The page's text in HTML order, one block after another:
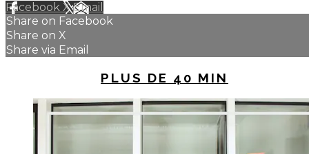
Facebook XEmail
Share on Facebook
Share on X
Share via Email
PLUS DE 40 MIN